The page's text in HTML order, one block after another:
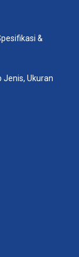
&
Jenis, Ukuran